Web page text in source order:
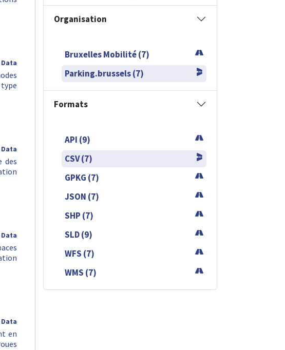
Data
Data
des
Data
Data
en
Organisation
Bruxelles Mobilité (7)
Parking.brussels (7)
Formats
API (9)
CSV (7)
GPKG (7)
JSON (7)
SHP (7)
SLD (9)
WFS (7)
WMS (7)